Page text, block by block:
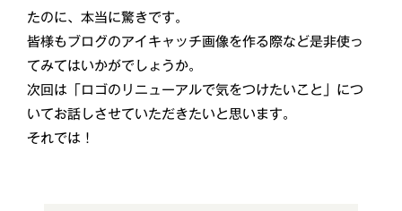
たのに、本当に驚きです。
皆様もブログのアイキャッチ画像を作る際など是非使っ
てみてはいかがでしょうか。
次回は「ロゴのリニューアルで気をつけたいこと」につ
いてお話しさせていただきたいと思います。
それでは！